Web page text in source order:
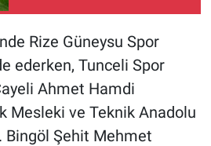
Rize Güneysu Spor
ederken, Tunceli Spor
Ahmet Hamdi
Mesleki ve Teknik Anadolu
Bingöl Şehit Mehmet